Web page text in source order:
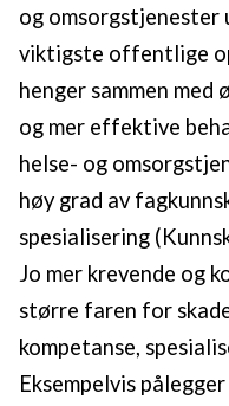
og
viktigste offentlige
henger sammen med
og mer effektive
helse- og
høy grad av
spesialisering
Jo mer krevende og
større faren for
kompetanse,
Eksempelvis